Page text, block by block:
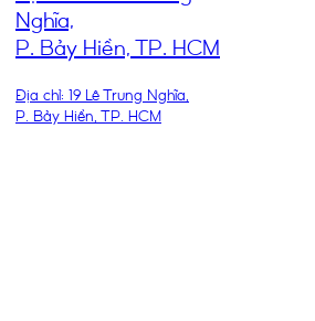
Nghĩa,
P. Bảy Hiền, TP. HCM
Địa chỉ: 19 Lê Trung Nghĩa,
P. Bảy Hiền, TP. HCM